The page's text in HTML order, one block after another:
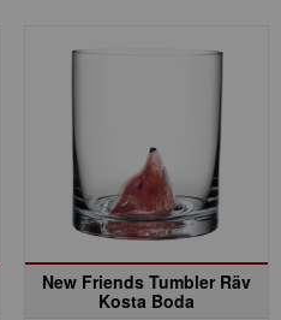
New Friends Tumbler Räv
Kosta Boda